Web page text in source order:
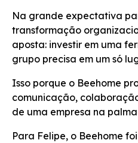
Na grande expectativa
transformação
aposta: investir em uma
grupo precisa em um só
Isso porque o Beehome
comunicação,
de uma empresa na
Para Felipe, o Beehome